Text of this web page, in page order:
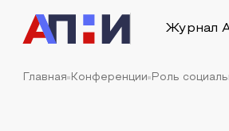
Журнал
Главная Конференции Роль